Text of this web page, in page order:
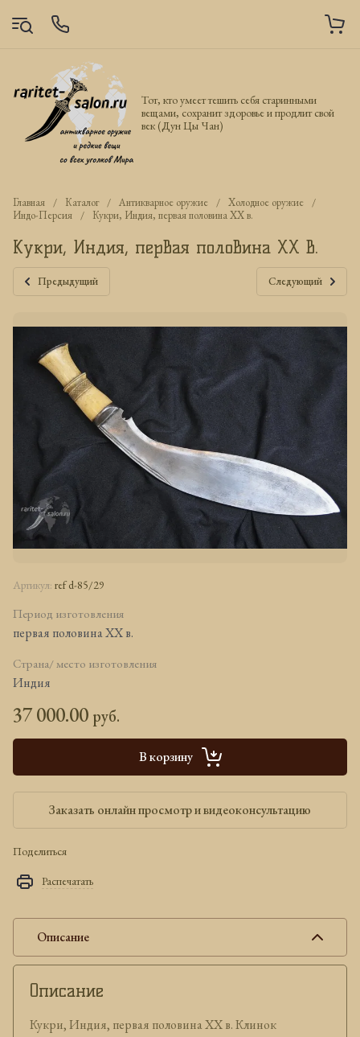
Тот, кто умеет тешить себя старинными
вещами, сохранит здоровье и продлит свой
век (Дун Цы Чан)
Главная / Каталог / Антикварное оружие / Холодное оружие
/
Индо-Персия
/ Кукри, Индия, первая половина ХХ в.
Кукри, Индия, первая половина ХХ в.
Предыдущий Следующий
Артикул: ref d-85/29
Период изготовления
первая половина ХХ в.
Страна/ место изготовления
Индия
37 000.00 руб.
В корзину
Заказать онлайн просмотр и видеоконсультацию
Поделиться
Распечатать
Описание
Описание
Кукри, Индия, первая половина ХХ в. Клинок